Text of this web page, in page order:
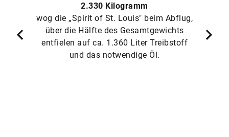
2.330 Kilogramm
wog die „Spirit of St. Louis" beim Abflug,
über die Hälfte des Gesamtgewichts
entfielen auf ca. 1.360 Liter Treibstoff
und das notwendige Öl.